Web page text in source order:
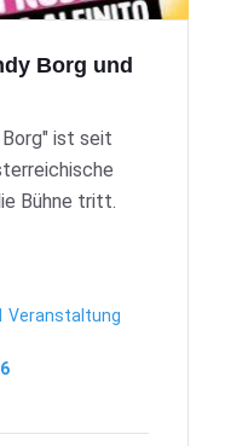
Borg und
ist seit
Bühne tritt.
Veranstaltung